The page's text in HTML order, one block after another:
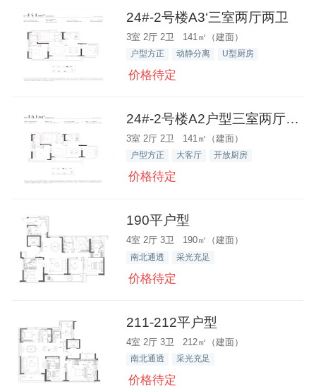
24#-2号楼A3‘三室两厅两卫
3室 2厅 2卫 141㎡（建面）
户型方正 动静分离 U型厨房
价格待定
24#-2号楼A2户型三室两厅两卫-01
3室 2厅 2卫 141㎡（建面）
户型方正 大客厅 开放厨房
价格待定
190平户型
4室 2厅 3卫 190㎡（建面）
南北通透 采光充足
价格待定
211-212平户型
4室 2厅 3卫 212㎡（建面）
南北通透 采光充足
价格待定